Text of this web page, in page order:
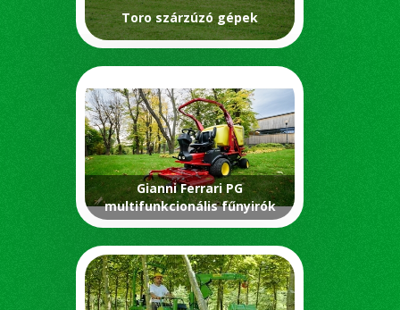
Toro szárzúzó gépek
Gianni Ferrari PG
multifunkcionális fűnyirók